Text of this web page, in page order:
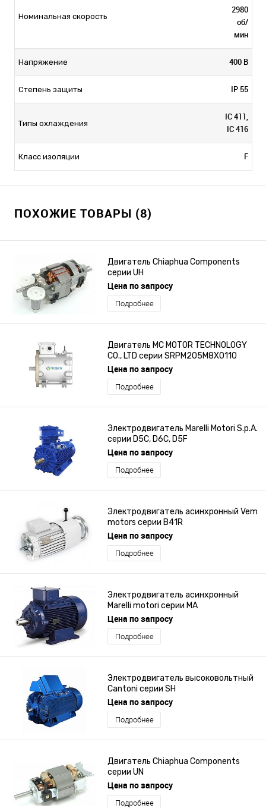
Номинальная скорость
2980
об/
мин
Напряжение 400 В
Степень защиты IP 55
Типы охлаждения
IC 411,
IC 416
Класс изоляции F
ПОХОЖИЕ ТОВАРЫ (8)
Двигатель Chiaphua Components
серии UH
Цена по запросу
Подробнее
Двигатель MC MOTOR TECHNOLOGY
CO., LTD серии SRPM205M8XO110
Цена по запросу
Подробнее
Электродвигатель Marelli Motori S.p.A.
серии D5C, D6C, D5F
Цена по запросу
Подробнее
Электродвигатель асинхронный Vem
motors серии B41R
Цена по запросу
Подробнее
Электродвигатель асинхронный
Marelli motori серии MA
Цена по запросу
Подробнее
Электродвигатель высоковольтный
Cantoni серии SH
Цена по запросу
Подробнее
Двигатель Chiaphua Components
серии UN
Цена по запросу
Подробнее